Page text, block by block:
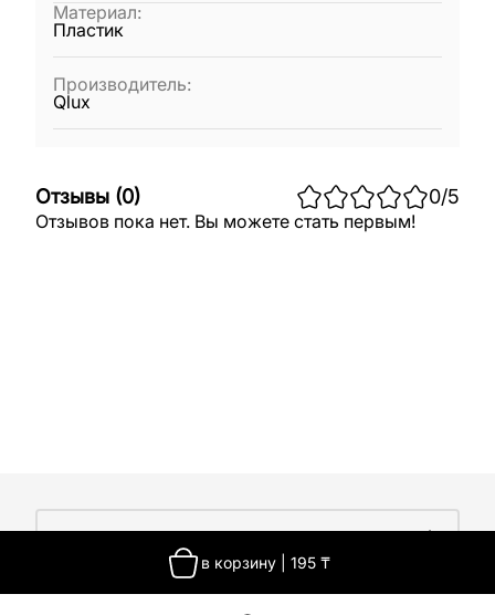
в корзину| 195₸
Материал:
Пластик
Производитель:
Qlux
Отзывы (0) 0/5
Отзывов пока нет. Вы можете стать первым!
О компании
Работа у нас
Покупателям